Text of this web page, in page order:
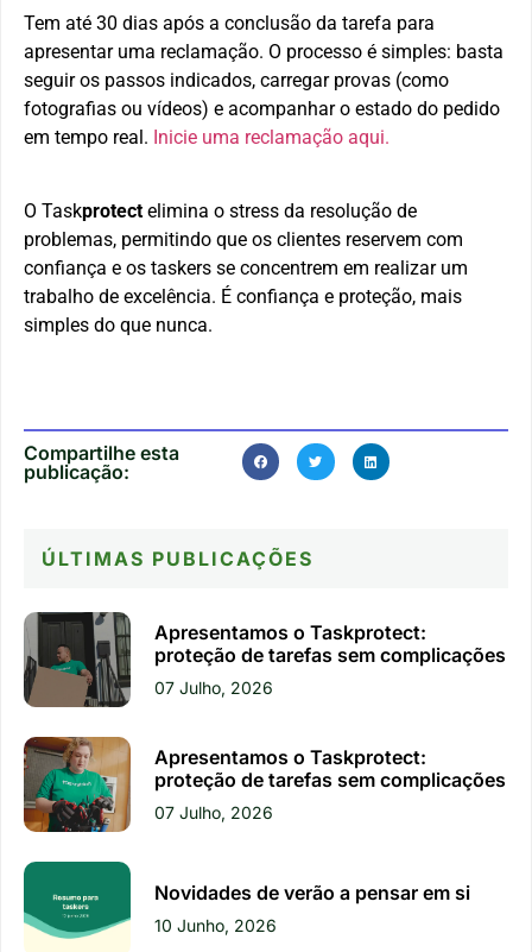
Tem até 30 dias após a conclusão da tarefa para
apresentar uma reclamação. O processo é simples: basta
seguir os passos indicados, carregar provas (como
fotografias ou vídeos) e acompanhar o estado do pedido
em tempo real. Inicie uma reclamação aqui.
O Taskprotectelimina o stress da resolução de
problemas, permitindo que os clientes reservem com
confiança e os taskers se concentrem em realizar um
trabalho de excelência. É confiança e proteção, mais
simples do que nunca.
Compartilhe esta
publicação:
ÚLTIMAS PUBLICAÇÕES
Apresentamos o Taskprotect:
proteção de tarefas sem complicações
07 Julho, 2026
Apresentamos o Taskprotect:
proteção de tarefas sem complicações
07 Julho, 2026
Novidades de verão a pensar em si
10 Junho, 2026